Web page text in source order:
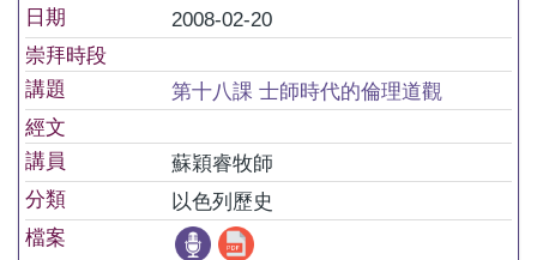
日期
2008-02-20
崇拜時段
講題
第十八課 士師時代的倫理道觀
經文
講員
蘇穎睿牧師
分類
以色列歷史
檔案